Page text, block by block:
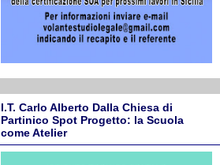
I.T. Carlo Alberto Dalla Chiesa di
Partinico Spot Progetto: la Scuola
come Atelier